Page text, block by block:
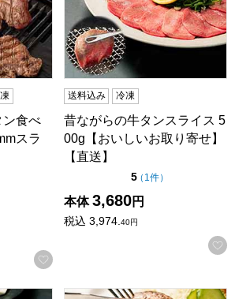
ン食べ
スラ
満点中）
価
お気に入りに登録する
送料込み 冷凍
昔ながらの牛タンスライス 5
00g【おいしいお取り寄せ】
【直送】
5点（5点満点中）
（ 1件の評価
）
本体 3,680円
税込 3,974. 40円
イス(冷凍)1000g(500g×2パック)【お
格之進 3種の格之進ハンバー